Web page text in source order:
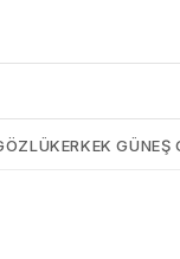
hakkında
ERKEK GÜNEŞ